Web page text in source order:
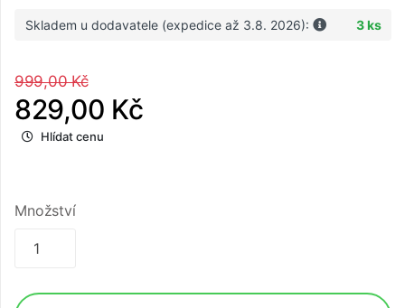
Skladem u dodavatele (expedice až 3.8. 2026): 3 ks
999,00 Kč
829,00 Kč
Hlídat cenu
Množství